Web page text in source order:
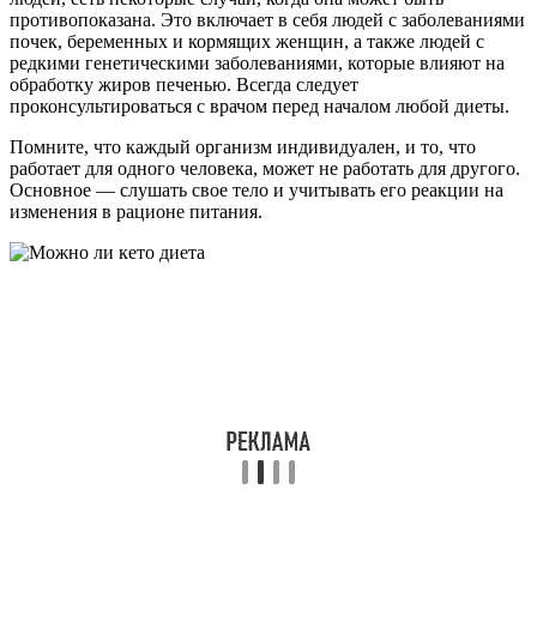
противопоказана. Это включает в себя людей с заболеваниями
почек, беременных и кормящих женщин, а также людей с
редкими генетическими заболеваниями, которые влияют на
обработку жиров печенью. Всегда следует
проконсультироваться с врачом перед началом любой диеты.
Помните, что каждый организм индивидуален, и то, что
работает для одного человека, может не работать для другого.
Основное — слушать свое тело и учитывать его реакции на
изменения в рационе питания.